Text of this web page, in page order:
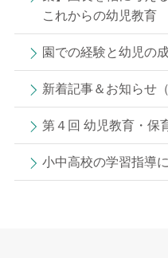
これからの幼児教育
園での経験と幼児の
新着記事＆お知らせ（
第４回 幼児教育・保
小中高校の学習指導